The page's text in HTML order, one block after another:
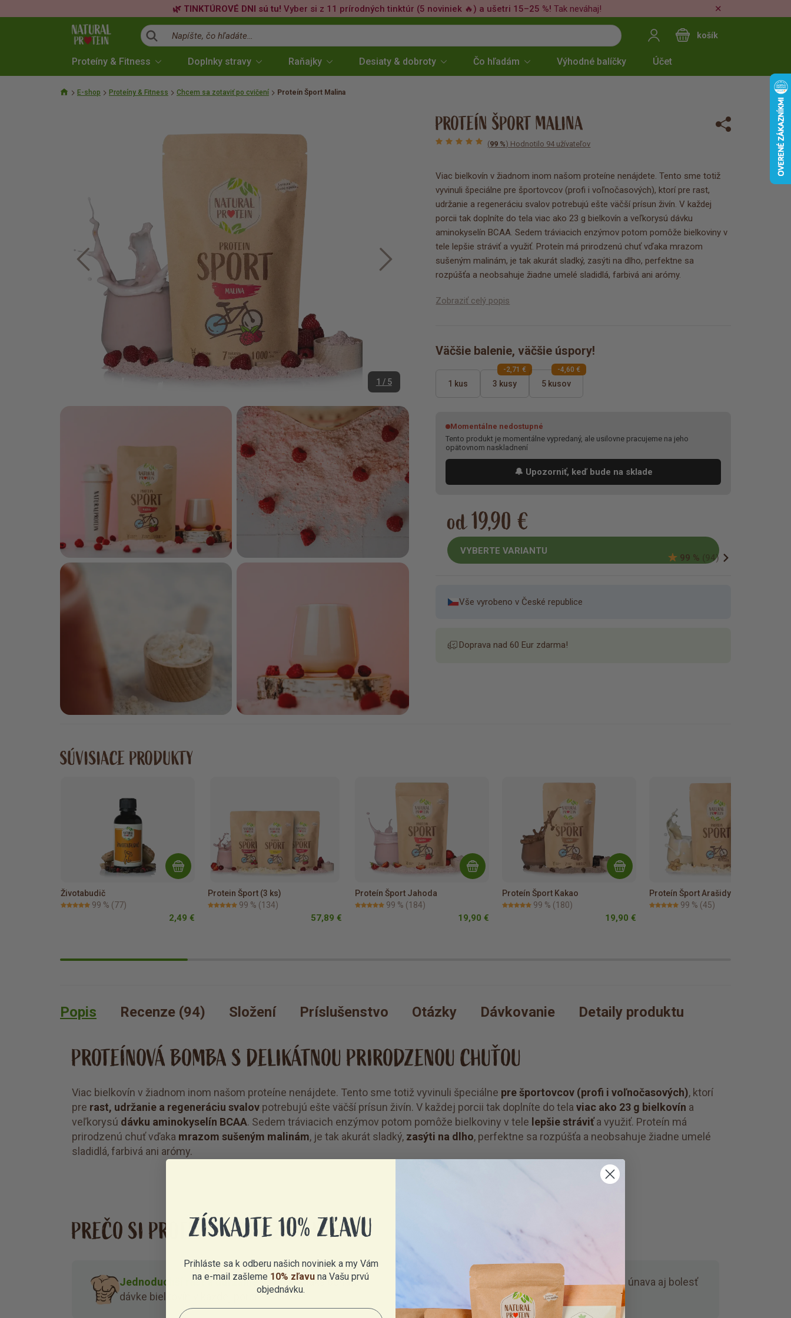
🌿 TINKTÚROVÉ DNI sú tu! Vyber si z 11 prírodných tinktúr (5 noviniek 🔥) a ušetri 15–25 %! Tak neváhaj! ✕
Napíšte, čo hľadáte… košík
Proteíny & Fitness Doplnky stravy Raňajky Desiaty & dobroty Čo hľadám Výhodné balíčky Účet
E-shop Proteíny & Fitness Chcem sa zotaviť po cvičení Proteín Šport Malina
1 / 5
PROTEÍN ŠPORT MALINA
(99 %) Hodnotilo 94 užívateľov
Viac bielkovín v žiadnom inom našom proteíne nenájdete. Tento sme totiž
vyvinuli špeciálne pre športovcov (profi i voľnočasových), ktorí pre rast,
udržanie a regeneráciu svalov potrebujú ešte väčší prísun živín. V každej
porcii tak doplníte do tela viac ako 23 g bielkovín a veľkorysú dávku
aminokyselín BCAA. Sedem tráviacich enzýmov potom pomôže bielkoviny v
tele lepšie stráviť a využiť. Proteín má prirodzenú chuť vďaka mrazom
sušeným malinám, je tak akurát sladký, zasýti na dlho, perfektne sa
rozpúšťa a neobsahuje žiadne umelé sladidlá, farbivá ani arómy.
Zobraziť celý popis
Väčšie balenie, väčšie úspory!
1 kus 3 kusy
-2,71 €
5 kusov
-4,60 €
Momentálne nedostupné
Tento produkt je momentálne vypredaný, ale usilovne pracujeme na jeho
opätovnom naskladnení
🔔 Upozorniť, keď bude na sklade
99 % (94)
od 19,90 €
VYBERTE VARIANTU
Vše vyrobeno v České republice
Doprava nad 60 Eur zdarma!
SÚVISIACE PRODUKTY
Životabudič
99 % (77)
2,49 €
Protein Šport (3 ks)
99 % (134)
57,89 €
Proteín Šport Jahoda
99 % (184)
19,90 €
Proteín Šport Kakao
99 % (180)
19,90 €
Proteín Šport Arašidy
99 % (45)
Popis Recenze (94) Složení Príslušenstvo Otázky Dávkovanie Detaily produktu
PROTEÍNOVÁ BOMBA S DELIKÁTNOU PRIRODZENOU CHUŤOU
Viac bielkovín v žiadnom inom našom proteíne nenájdete. Tento sme totiž vyvinuli špeciálne pre športovcov (profi i voľnočasových), ktorí
pre rast, udržanie a regeneráciu svalov potrebujú ešte väčší prísun živín. V každej porcii tak doplníte do tela viac ako 23 g bielkovín a
veľkorysú dávku aminokyselín BCAA. Sedem tráviacich enzýmov potom pomôže bielkoviny v tele lepšie stráviťa využiť. Proteín má
prirodzenú chuť vďaka mrazom sušeným malinám, je tak akurát sladký, zasýti na dlho, perfektne sa rozpúšťa a neobsahuje žiadne umelé
sladidlá, farbivá ani arómy.
PREČO SI PROTEÍN ŠPORT ZAMILUJETE?
Jednoduchší rast a udržanie svalov.Vďaka bohatej
dávke bielkovín v každej porcii.
Rýchla regenerácia po výkone.Menšia únava aj bolesť
a stuhnutosť svalov po tréningu.
ZÍSKAJTE 10% ZĽAVU
Prihláste sa k odberu našich noviniek a my Vám
na e-mail zašleme 10% zľavu na Vašu prvú
objednávku.